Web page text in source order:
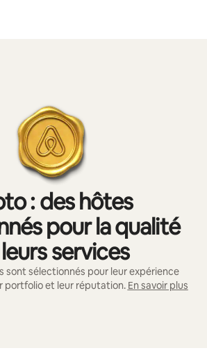
: des hôtes
pour la qualité
services
sont sélectionnés pour leur expérience
portfolio et leur réputation. En savoir plus